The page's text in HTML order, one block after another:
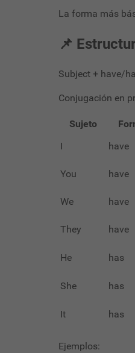
La forma más
📌
Subject + have/
Conjugación en
Sujeto
I
have
You have
We have
They have
He has
She has
It has
Ejemplos: